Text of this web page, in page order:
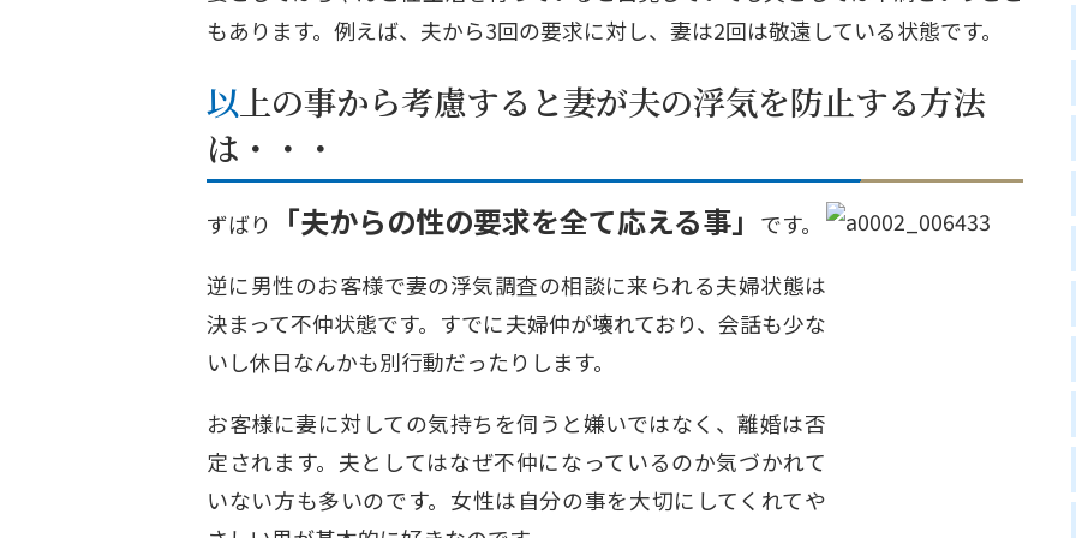
もあります。例えば、夫から3回の要求に対し、妻は2回は敬遠している状態です。
以上の事から考慮すると妻が夫の浮気を防止する方法
は・・・
ずばり 「夫からの性の要求を全て応える事」
です。
逆に男性のお客様で妻の浮気調査の相談に来られる夫婦状態は
決まって不仲状態です。すでに夫婦仲が壊れており、会話も少な
いし休日なんかも別行動だったりします。
お客様に妻に対しての気持ちを伺うと嫌いではなく、離婚は否
定されます。夫としてはなぜ不仲になっているのか気づかれて
いない方も多いのです。女性は自分の事を大切にしてくれてや